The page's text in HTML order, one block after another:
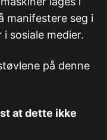
manifestere seg i
sosiale medier.
på denne
at dette ikke